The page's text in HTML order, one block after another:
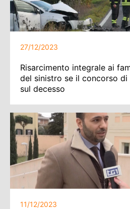
27/12/2023
Risarcimento integrale ai
del sinistro se il concorso
sul decesso
11/12/2023